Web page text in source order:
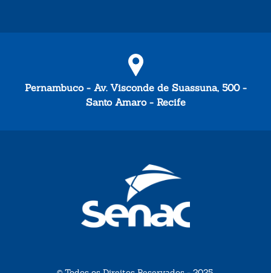
Pernambuco - Av. Visconde de Suassuna, 500 -
Santo Amaro - Recife